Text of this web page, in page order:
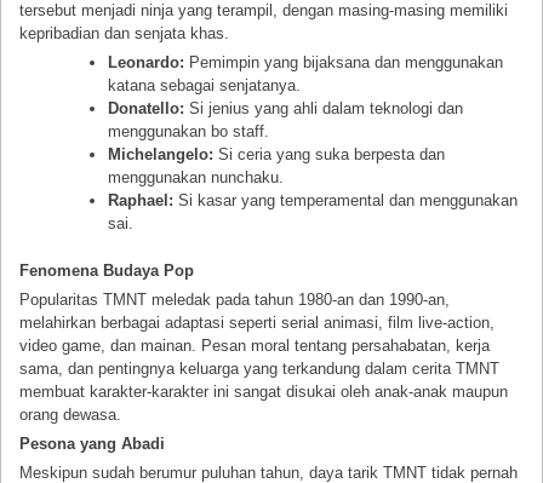
tersebut menjadi ninja yang terampil, dengan masing-masing memiliki
kepribadian dan senjata khas.
Leonardo: Pemimpin yang bijaksana dan menggunakan
katana sebagai senjatanya.
Donatello: Si jenius yang ahli dalam teknologi dan
menggunakan bo staff.
Michelangelo: Si ceria yang suka berpesta dan
menggunakan nunchaku.
Raphael: Si kasar yang temperamental dan menggunakan
sai.
Fenomena Budaya Pop
Popularitas TMNT meledak pada tahun 1980-an dan 1990-an,
melahirkan berbagai adaptasi seperti serial animasi, film live-action,
video game, dan mainan. Pesan moral tentang persahabatan, kerja
sama, dan pentingnya keluarga yang terkandung dalam cerita TMNT
membuat karakter-karakter ini sangat disukai oleh anak-anak maupun
orang dewasa.
Pesona yang Abadi
Meskipun sudah berumur puluhan tahun, daya tarik TMNT tidak pernah